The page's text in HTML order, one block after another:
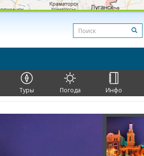
Туры Погода Инфо